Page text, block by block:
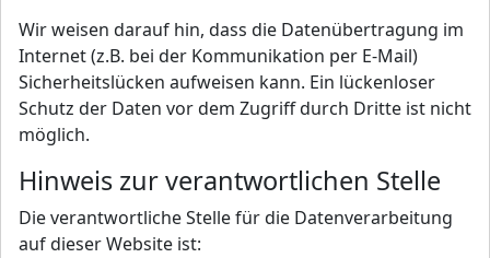
Wir weisen darauf hin, dass die Datenübertragung im
Internet (z.B. bei der Kommunikation per E-Mail)
Sicherheitslücken aufweisen kann. Ein lückenloser
Schutz der Daten vor dem Zugriff durch Dritte ist nicht
möglich.
Hinweis zur verantwortlichen Stelle
Die verantwortliche Stelle für die Datenverarbeitung
auf dieser Website ist: